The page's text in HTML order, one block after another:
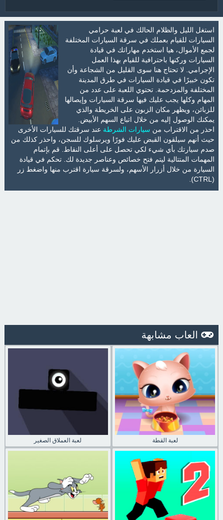
استغل الليل والظلام الحالك في لعبة حرامي
السيارات للقيام بعملك في سرقة السيارات المختلفة
لجمع الأموال، هيا استخدم مهاراتك في قيادة
السيارات وركنها باحترافية للقيام بهذا العمل
الإجرامي. لا تحتاج هنا سوى القليل من الشجاعة وأن
تكون خبيرًا في قيادة السيارات في طرق المدينة
المختلفة والمزدحمة. تحتوي اللعبة على عدد من
المهام وكلها يجب عليك فيها سرقة السيارات وإيصالها
للزبائن، ويظهر مكان الزبون على الخريطة والذي
يمكنك الوصول إليه من خلال اتباع السهم الأبيض.
احذر من الاقتراب من سيارات الشرطة عند سرقتك للسيارات الأخرى
حيث أنهم سيلقون القبض عليك فورًا ويرسلوك للسجن، واحذر كذلك من
صدم سيارتك بأي شيء لكي تحصل على أعلى النقاط. قم بإتمام
المهمات المتتالية ليتم فتح خصائص وعناصر جديدة لك. تحكم في قيادة
السيارة من خلال أزرار الأسهم، ولسرقة سيارة اقترب منها واضغط زر
(CTRL).
العاب مشابهة
لعبة العملاق الصغير لعبة القطة